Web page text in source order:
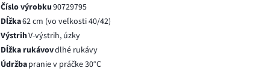
Číslo výrobku90729795
Dĺžka62 cm (vo veľkosti 40/42)
VýstrihV-výstrih, úzky
Dĺžka rukávovdlhé rukávy
Údržbapranie v práčke 30°C